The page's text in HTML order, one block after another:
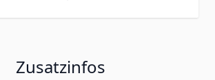
Zusatzinfos